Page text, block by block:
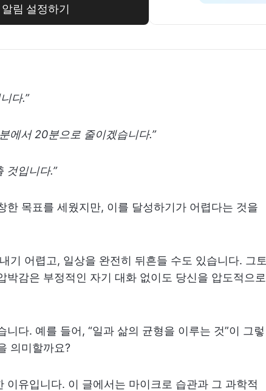
림 설정하기
다.”
에서 20분으로 줄이겠습니다.”
것입니다.”
한 목표를 세웠지만, 이를 달성하기가 어렵다는 것을
기 어렵고, 일상을 완전히 뒤흔들 수도 있습니다. 그토
박감은 부정적인 자기 대화 없이도 당신을 압도적으로
다. 예를 들어, “일과 삶의 균형을 이루는 것”이 그렇
의미할까요?
이유입니다. 이 글에서는 마이크로 습관과 그 과학적